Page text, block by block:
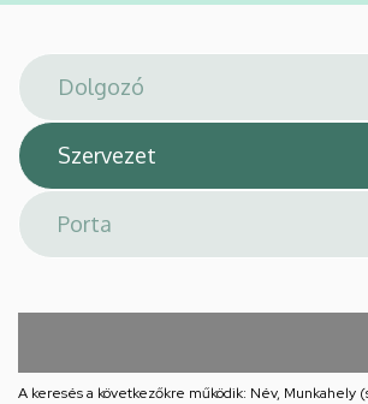
hely
A keresés a következőkre működik: Név, Munkahely